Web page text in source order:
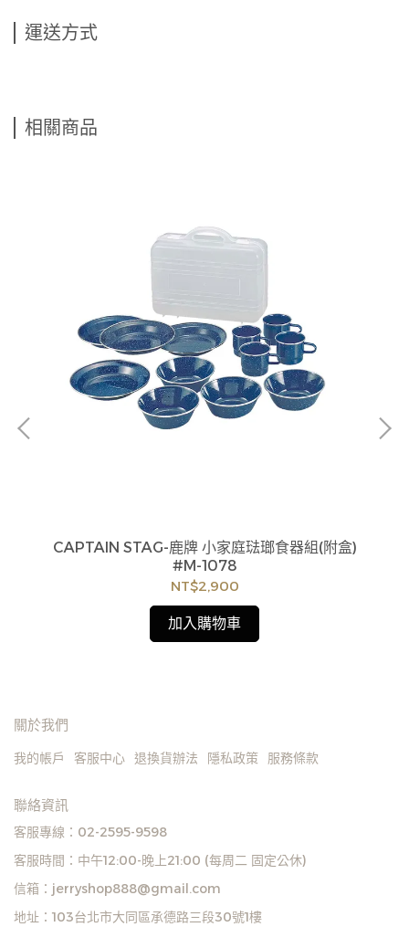
運送方式
相關商品
CAPTAIN STAG-鹿牌 小家庭琺瑯食器組(附盒)
#M-1078
NT$2,900
加入購物車
關於我們
我的帳戶 客服中心 退換貨辦法 隱私政策 服務條款
聯絡資訊
客服專線：02-2595-9598
客服時間：中午12:00-晚上21:00 (每周二 固定公休)
信箱：jerryshop888@gmail.com
地址：103台北市大同區承德路三段30號1樓